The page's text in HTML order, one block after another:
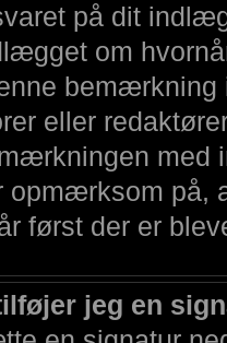
på dit
om
eller
med
på,
først der er
jeg en